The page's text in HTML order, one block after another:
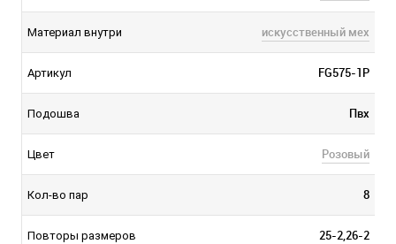
Материал внутри искусственный мех
Артикул FG575-1P
Подошва Пвх
Цвет Розовый
Кол-во пар 8
Повторы размеров 25-2,26-2